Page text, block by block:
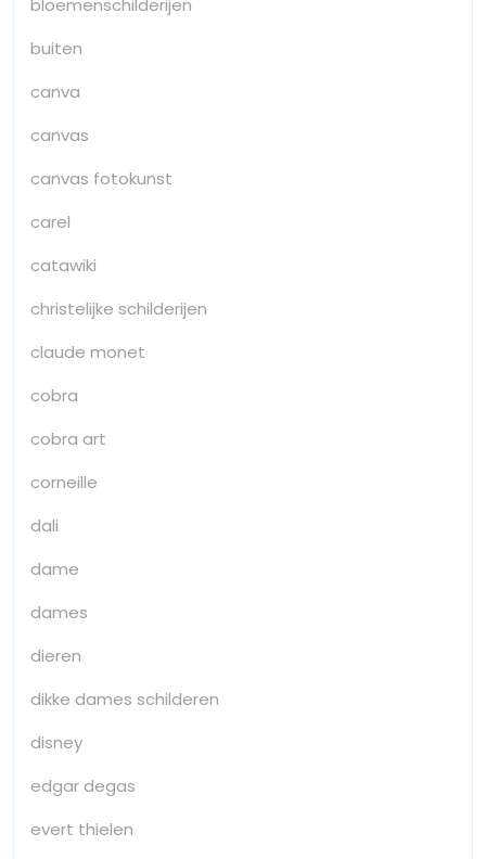
bloemenschilderijen
buiten
canva
canvas
canvas fotokunst
carel
catawiki
christelijke schilderijen
claude monet
cobra
cobra art
corneille
dali
dame
dames
dieren
dikke dames schilderen
disney
edgar degas
evert thielen